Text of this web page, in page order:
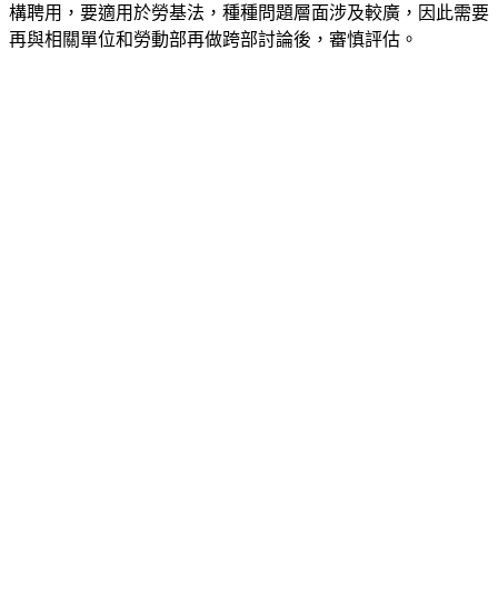
構聘用，要適用於勞基法，種種問題層面涉及較廣，因此需要
再與相關單位和勞動部再做跨部討論後，審慎評估。